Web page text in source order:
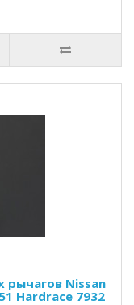
рычагов Nissan
Hardrace 7932